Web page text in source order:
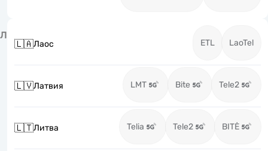
Л
🇱🇦Лаос ETL LaoTel
🇱🇻Латвия LMT Bite Tele2
🇱🇹Литва Telia Tele2 BITĖ